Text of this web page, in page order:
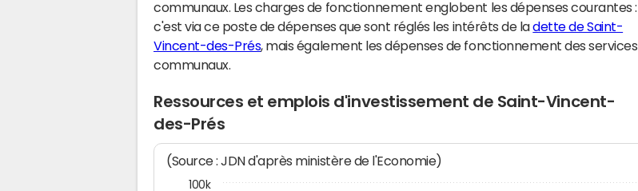
communaux. Les charges de fonctionnement englobent les dépenses courantes :
c'est via ce poste de dépenses que sont réglés les intérêts de ladette de Saint-
Vincent-des-Prés, mais également les dépenses de fonctionnement des services
communaux.
Ressources et emplois d'investissement de Saint-Vincent-
des-Prés
(Source : JDN d'après ministère de l'Economie)
100k